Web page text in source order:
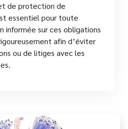
de protection de
essentiel pour toute
informée sur ces obligations
afin d’éviter
ou de litiges avec les